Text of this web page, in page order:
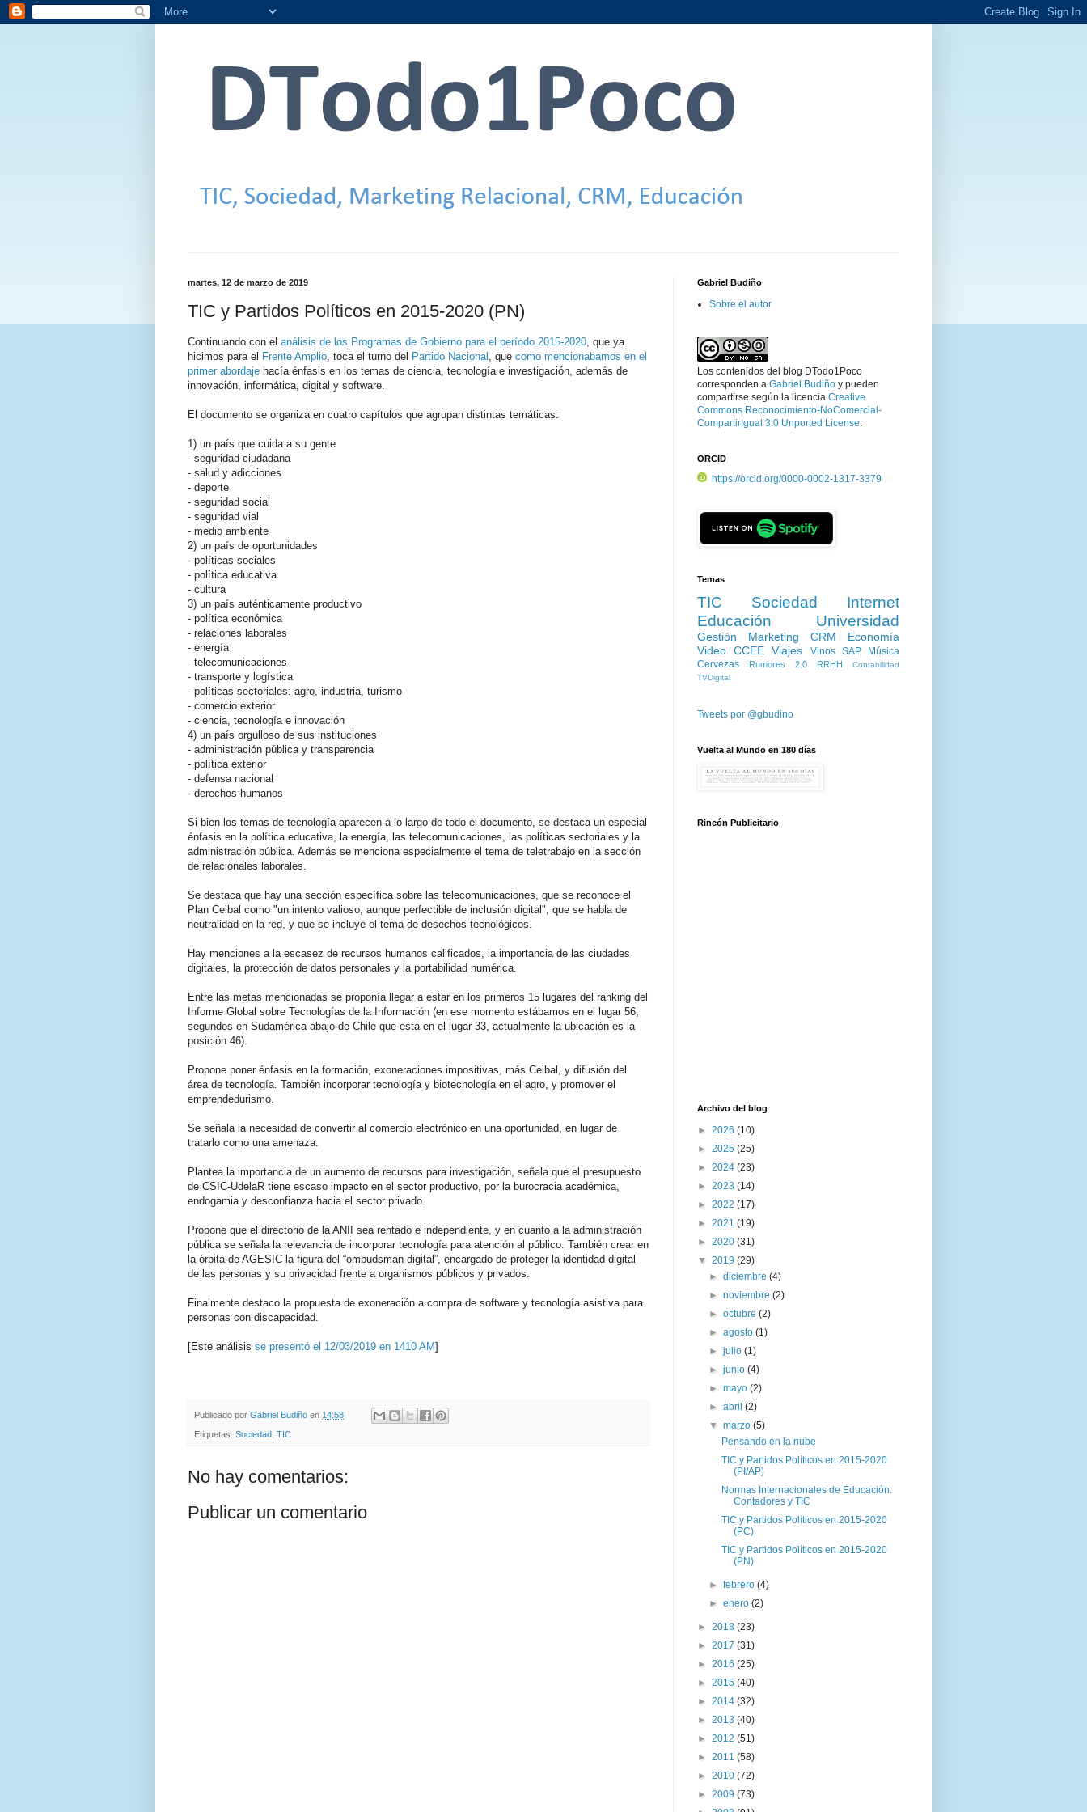
martes, 12 de marzo de 2019
TIC y Partidos Políticos en 2015-2020 (PN)
Continuando con el análisis de los Programas de Gobierno para el período 2015-2020 , que ya
hicimos para el Frente Amplio , toca el turno del Partido Nacional , que como mencionabamos en el
primer abordaje hacía énfasis en los temas de ciencia, tecnología e investigación, además de
innovación, informática, digital y software.
El documento se organiza en cuatro capítulos que agrupan distintas temáticas:
1) un país que cuida a su gente
- seguridad ciudadana
- salud y adicciones
- deporte
- seguridad social
- seguridad vial
- medio ambiente
2) un país de oportunidades
- políticas sociales
- política educativa
- cultura
3) un país auténticamente productivo
- política económica
- relaciones laborales
- energía
- telecomunicaciones
- transporte y logística
- políticas sectoriales: agro, industria, turismo
- comercio exterior
- ciencia, tecnología e innovación
4) un país orgulloso de sus instituciones
- administración pública y transparencia
- política exterior
- defensa nacional
- derechos humanos
Si bien los temas de tecnología aparecen a lo largo de todo el documento, se destaca un especial
énfasis en la política educativa, la energía, las telecomunicaciones, las políticas sectoriales y la
administración pública. Además se menciona especialmente el tema de teletrabajo en la sección
de relacionales laborales.
Se destaca que hay una sección específica sobre las telecomunicaciones, que se reconoce el
Plan Ceibal como "un intento valioso, aunque perfectible de inclusión digital", que se habla de
neutralidad en la red, y que se incluye el tema de desechos tecnológicos.
Hay menciones a la escasez de recursos humanos calificados, la importancia de las ciudades
digitales, la protección de datos personales y la portabilidad numérica.
Entre las metas mencionadas se proponía llegar a estar en los primeros 15 lugares del ranking del
Informe Global sobre Tecnologías de la Información (en ese momento estábamos en el lugar 56,
segundos en Sudamérica abajo de Chile que está en el lugar 33, actualmente la ubicación es la
posición 46).
Propone poner énfasis en la formación, exoneraciones impositivas, más Ceibal, y difusión del
área de tecnología. También incorporar tecnología y biotecnología en el agro, y promover el
emprendedurismo.
Se señala la necesidad de convertir al comercio electrónico en una oportunidad, en lugar de
tratarlo como una amenaza.
Plantea la importancia de un aumento de recursos para investigación, señala que el presupuesto
de CSIC-UdelaR tiene escaso impacto en el sector productivo, por la burocracia académica,
endogamia y desconfianza hacia el sector privado.
Propone que el directorio de la ANII sea rentado e independiente, y en cuanto a la administración
pública se señala la relevancia de incorporar tecnología para atención al público. También crear en
la órbita de AGESIC la figura del “ombudsman digital”, encargado de proteger la identidad digital
de las personas y su privacidad frente a organismos públicos y privados.
Finalmente destaco la propuesta de exoneración a compra de software y tecnología asistiva para
personas con discapacidad.
[Este análisis se presentó el 12/03/2019 en 1410 AM]
Publicado por Gabriel Budiño en 14:58
Etiquetas: Sociedad TIC
No hay comentarios:
Publicar un comentario
Gabriel Budiño
Sobre el autor
Los contenidos del blog DTodo1Poco
corresponden a Gabriel Budiño y pueden
compartirse según la licencia Creative
Commons Reconocimiento-NoComercial-
CompartirIgual 3.0 Unported License.
ORCID
https://orcid.org/0000-0002-1317-3379
Temas
TIC Sociedad
Internet
Educación
Universidad
Gestión Marketing CRM
Economía
Video CCEE Viajes Vinos SAP
Música
Cervezas
Rumores 2.0 RRHH
Contabilidad
TVDigital
Tweets por @gbudino
Vuelta al Mundo en 180 días
Rincón Publicitario
Archivo del blog
► 2026 (10)
► 2025 (25)
► 2024 (23)
► 2023 (14)
► 2022 (17)
► 2021 (19)
► 2020 (31)
▼ 2019 (29)
►diciembre(4)
►noviembre(2)
►octubre(2)
►agosto(1)
►julio(1)
►junio(4)
►mayo(2)
►abril(2)
▼marzo(5)
Pensando en la nube
TIC y Partidos Políticos en 2015-2020
(PI/AP)
Normas Internacionales de Educación:
Contadores y TIC
TIC y Partidos Políticos en 2015-2020
(PC)
TIC y Partidos Políticos en 2015-2020
(PN)
►febrero(4)
►enero(2)
► 2018 (23)
► 2017 (31)
► 2016 (25)
► 2015 (40)
► 2014 (32)
► 2013 (40)
► 2012 (51)
► 2011 (58)
► 2010 (72)
► 2009 (73)